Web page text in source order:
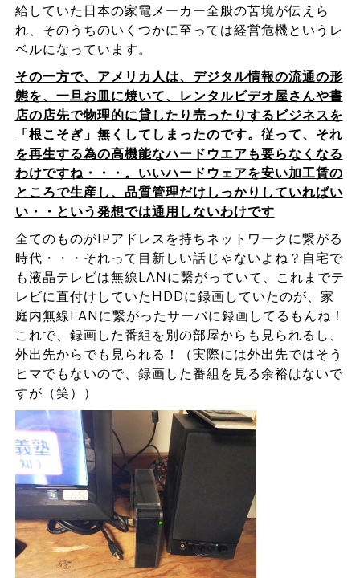
給していた日本の家電メーカー全般の苦境が伝えら
れ、そのうちのいくつかに至っては経営危機というレ
ベルになっています。
その一方で、アメリカ人は、デジタル情報の流通の形
態を、一旦お皿に焼いて、レンタルビデオ屋さんや書
店の店先で物理的に貸したり売ったりするビジネスを
「根こそぎ」無くしてしまったのです。従って、それ
を再生する為の高機能なハードウエアも要らなくなる
わけですね・・・。いいハードウェアを安い加工賃の
ところで生産し、品質管理だけしっかりしていればい
い・・という発想では通用しないわけです
全てのものがIPアドレスを持ちネットワークに繋がる
時代・・・それって目新しい話じゃないよね？自宅で
も液晶テレビは無線LANに繋がっていて、これまでテ
レビに直付けしていたHDDに録画していたのが、家
庭内無線LANに繋がったサーバに録画してるもんね！
これで、録画した番組を別の部屋からも見られるし、
外出先からでも見られる！（実際には外出先ではそう
ヒマでもないので、録画した番組を見る余裕はないで
すが（笑））